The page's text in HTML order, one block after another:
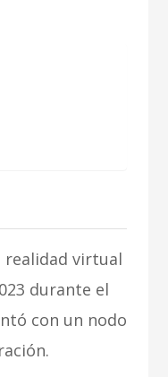
realidad virtual
durante el
con un nodo